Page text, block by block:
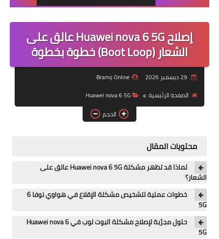
مراجعات
حماية
اندرويد
آيفون
ويندوز
فيسبوك
إصلاح Huawei nova 6 5G عالق على
الشعار (Boot Loop) خطوة بخطوة
Bramij Online
الصفحة الرئيسية
Huawei nova 6 5G
الحجم
محتويات المقال
لماذا قد تظهر مشكلة Huawei nova 6 5G عالق على
الشعار؟
خطوات عملية لتشخيص مشكلة الإقلاع في هواوي نوفا 6
5G
حلول مجرّبة لإصلاح مشكلة البوت لوب في Huawei nova 6
5G